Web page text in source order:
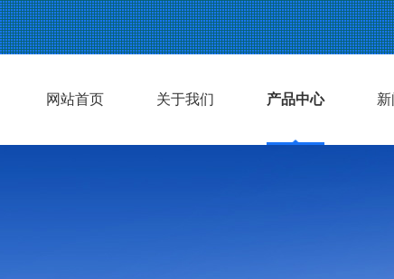
网站首页 关于我们 产品中心